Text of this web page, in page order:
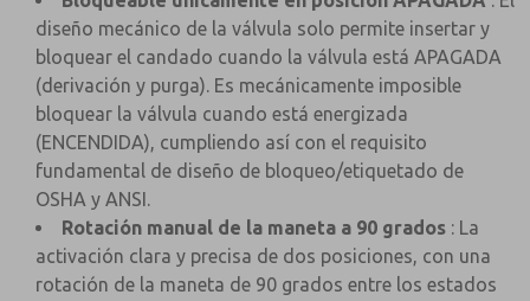
diseño mecánico de la válvula solo permite insertar y
bloquear el candado cuando la válvula está APAGADA
(derivación y purga). Es mecánicamente imposible
bloquear la válvula cuando está energizada
(ENCENDIDA), cumpliendo así con el requisito
fundamental de diseño de bloqueo/etiquetado de
OSHA y ANSI.
Rotación manual de la maneta a 90 grados : La
activación clara y precisa de dos posiciones, con una
rotación de la maneta de 90 grados entre los estados